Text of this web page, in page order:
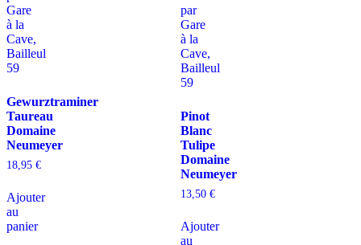
Gewurztraminer
Taureau
Domaine
Neumeyer
18,95 €
Ajouter
au
panier
Pinot
Blanc
Tulipe
Domaine
Neumeyer
13,50 €
Ajouter
au